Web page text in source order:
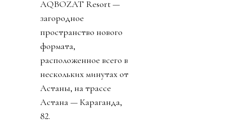
AQBOZAT Resort —
загородное
пространство нового
формата,
расположенное всего в
нескольких минутах от
Астаны, на трассе
Астана — Караганда,
82.